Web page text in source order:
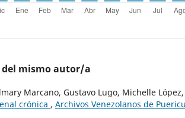
mismo autor/a
Marcano, Gustavo Lugo, Michelle López,
crónica , Archivos Venezolanos de